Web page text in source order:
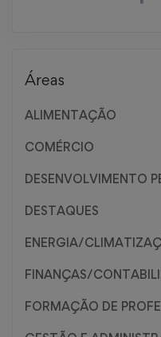
Áreas
ALIMENTAÇÃO
COMÉRCIO
DESENVOLVIMENTO
DESTAQUES
ENERGIA/
FINANÇAS/
FORMAÇÃO DE